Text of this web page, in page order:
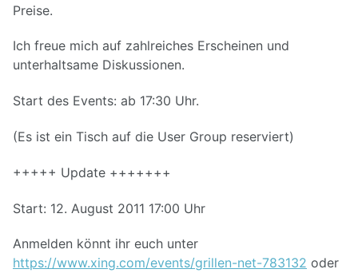
Preise.
Ich freue mich auf zahlreiches Erscheinen und
unterhaltsame Diskussionen.
Start des Events: ab 17:30 Uhr.
(Es ist ein Tisch auf die User Group reserviert)
+++++ Update +++++++
Start: 12. August 2011 17:00 Uhr
Anmelden könnt ihr euch unter
https://www.xing.com/events/grillen-net-783132 oder